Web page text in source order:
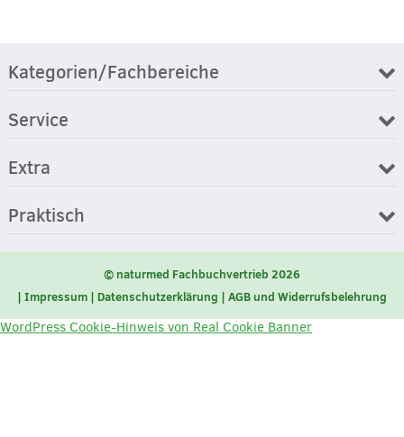
Kategorien/Fachbereiche
Service
Extra
Praktisch
© naturmed Fachbuchvertrieb 2026
Impressum
Datenschutzerklärung AGB und Widerrufsbelehrung
WordPress Cookie-Hinweis von Real Cookie Banner